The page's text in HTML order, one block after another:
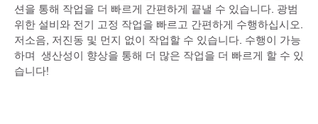
션을 통해 작업을 더 빠르게 간편하게 끝낼 수 있습니다. 광범
위한 설비와 전기 고정 작업을 빠르고 간편하게 수행하십시오.
저소음, 저진동 및 먼지 없이 작업할 수 있습니다. 수행이 가능
하며 생산성이 향상을 통해 더 많은 작업을 더 빠르게 할 수 있
습니다!